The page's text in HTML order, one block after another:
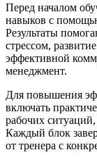
Перед началом
навыков с
Результаты
стрессом,
эффективной
менеджмент.
Для повышения
включать
рабочих
Каждый блок
от тренера с